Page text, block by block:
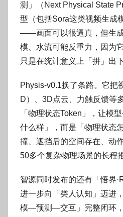
测」（Next Physical State
型（包括Sora这类视频生成
——画面可以很逼真，但生
模、水流可能反重力，因为
只是在统计意义上「拼」出
Physis-v0.1换了条路。它把
D）、3D点云、力触反馈等
「物理状态Token」，让模
什么样」，而是「物理状
撞、遮挡后的空间存在、动
50多个复杂物理场景的长程
智源同时发布的还有「悟界
进一步向「类人认知」迈进
模—预测—交互」完整闭环，